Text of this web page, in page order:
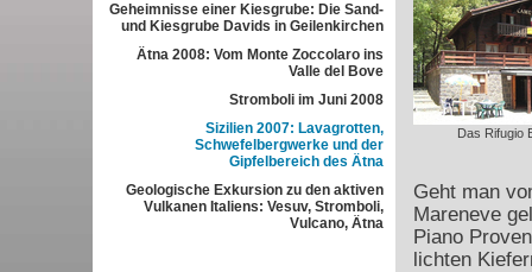
Geheimnisse einer Kiesgrube: Die Sand-
und Kiesgrube Davids in Geilenkirchen
Ätna 2008: Vom Monte Zoccolaro ins
Valle del Bove
Stromboli im Juni 2008
Sizilien 2007: Lavagrotten,
Schwefelbergwerke und der
Gipfelbereich des Ätna
Geologische Exkursion zu den aktiven
Vulkanen Italiens: Vesuv, Stromboli,
Vulcano, Ätna
Das Rifugio
Geht man
Mareneve
Piano
lichten